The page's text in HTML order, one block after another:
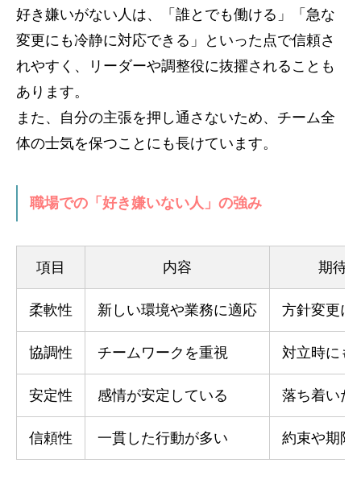
好き嫌いがない人は、「誰とでも働ける」「急な
変更にも冷静に対応できる」といった点で信頼さ
れやすく、リーダーや調整役に抜擢されることも
あります。
また、自分の主張を押し通さないため、チーム全
体の士気を保つことにも長けています。
職場での「好き嫌いない人」の強み
項目 内容 期待
柔軟性 新しい環境や業務に適応 方針変更に
協調性 チームワークを重視 対立時にも
安定性 感情が安定している 落ち着いた
信頼性 一貫した行動が多い 約束や期限